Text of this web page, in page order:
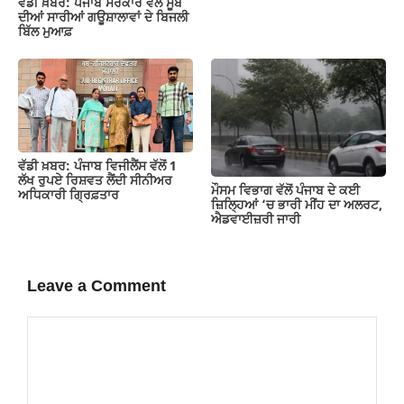
ਵੱਡੀ ਖ਼ਬਰ: ਪੰਜਾਬ ਸਰਕਾਰ ਵੱਲੋਂ ਸੂਬੇ
ਦੀਆਂ ਸਾਰੀਆਂ ਗਊਸ਼ਾਲਾਵਾਂ ਦੇ ਬਿਜਲੀ
ਬਿੱਲ ਮੁਆਫ਼
ਵੱਡੀ ਖ਼ਬਰ: ਪੰਜਾਬ ਵਿਜੀਲੈਂਸ ਵੱਲੋਂ 1
ਲੱਖ ਰੁਪਏ ਰਿਸ਼ਵਤ ਲੈਂਦੀ ਸੀਨੀਅਰ
ਅਧਿਕਾਰੀ ਗ੍ਰਿਫ਼ਤਾਰ
ਮੌਸਮ ਵਿਭਾਗ ਵੱਲੋਂ ਪੰਜਾਬ ਦੇ ਕਈ
ਜ਼‍ਿਲ੍ਹਿਆਂ ‘ਚ ਭਾਰੀ ਮੀਂਹ ਦਾ ਅਲਰਟ,
ਐਡਵਾਈਜ਼ਰੀ ਜਾਰੀ
Leave a Comment